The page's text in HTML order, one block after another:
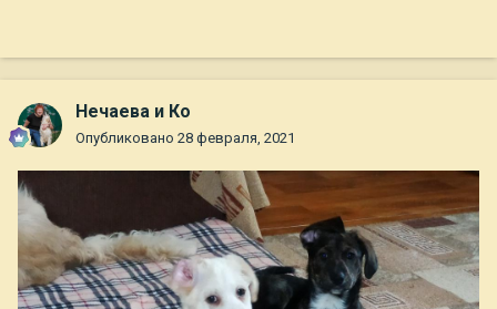
Нечаева и Ко
Опубликовано 28 февраля, 2021